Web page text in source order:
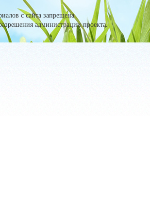
с сайта запрещена
администрации проекта.